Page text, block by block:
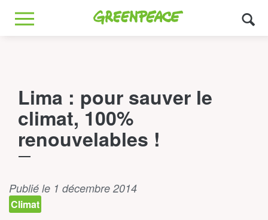
Greenpeace
MENU
Lima : pour sauver le
climat, 100%
renouvelables !
Publié le 1 décembre 2014
Climat